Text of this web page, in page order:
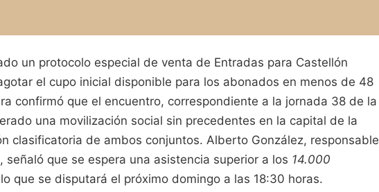
un protocolo especial de venta de Entradas para Castellón
el cupo inicial disponible para los abonados en menos de 48
confirmó que el encuentro, correspondiente a la jornada 38 de la
una movilización social sin precedentes en la capital de la
clasificatoria de ambos conjuntos. Alberto González, responsable
señaló que se espera una asistencia superior a los 14.000
que se disputará el próximo domingo a las 18:30 horas.